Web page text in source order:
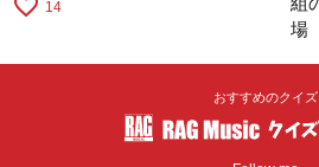
favorite_border 14
おすすめのクイズ